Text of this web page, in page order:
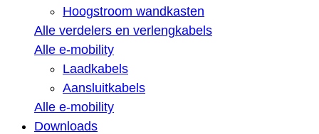
Hoogstroom wandkasten
Alle verdelers en verlengkabels
Alle e-mobility
Laadkabels
Aansluitkabels
Alle e-mobility
Downloads